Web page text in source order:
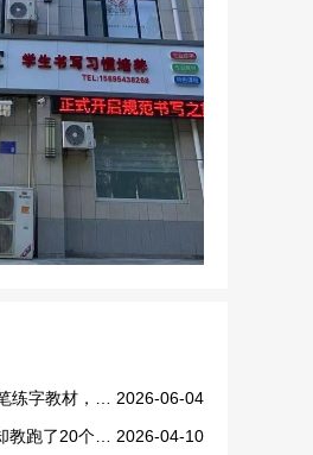
专为幼小衔接打造的硬笔练字教材，重磅上线！ 2026-06-04
????我书法专业8级，却教跑了20个学生！ 2026-04-10